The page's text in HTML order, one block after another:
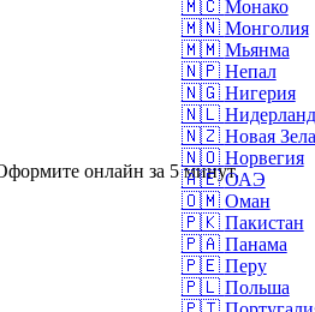
🇲🇨 Монако
🇲🇳 Монголия
🇲🇲 Мьянма
🇳🇵 Непал
🇳🇬 Нигерия
🇳🇱
🇳🇿 Новая
🇳🇴 Норвегия
🇦🇪 ОАЭ
🇴🇲 Оман
🇵🇰 Пакистан
🇵🇦 Панама
🇵🇪 Перу
🇵🇱 Польша
онлайн за 5 минут.